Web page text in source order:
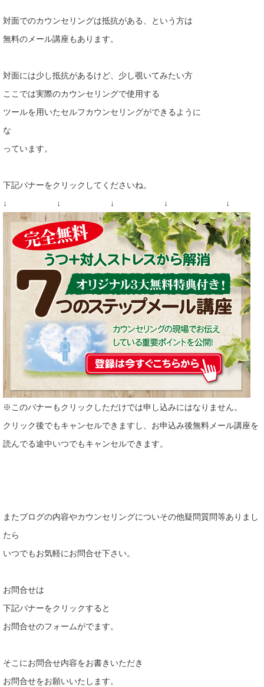
対面でのカウンセリングは抵抗がある、という方は
無料のメール講座もあります。
対面には少し抵抗があるけど、少し覗いてみたい方
ここでは実際のカウンセリングで使用する
ツールを用いたセルフカウンセリングができるように
な
っています。
下記バナーをクリックしてくださいね。
↓ ↓ ↓ ↓ ↓
※このバナーもクリックしただけでは申し込みにはなりません。
クリック後でもキャンセルできますし、お申込み後無料メール講座を
読んでる途中いつでもキャンセルできます。
またブログの内容やカウンセリングについその他疑問質問等ありまし
たら
いつでもお気軽にお問合せ下さい。
お問合せは
下記バナーをクリックすると
お問合せのフォームがでます。
そこにお問合せ内容をお書きいただき
お問合せをお願いいたします。